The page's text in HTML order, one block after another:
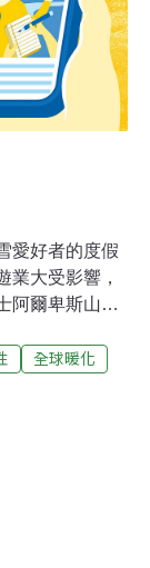
愛好者的度假
業大受影響，
阿爾卑斯山度
境。據英國
師合作設計
，屆時將會是
全球暖化